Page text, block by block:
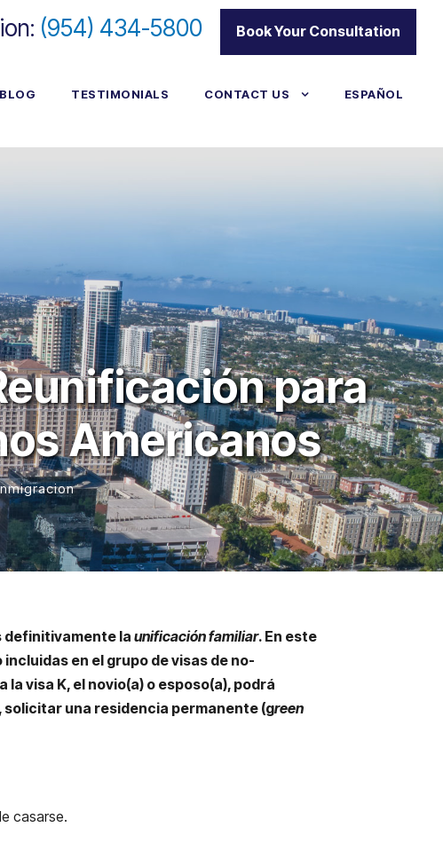
(954) 434-5800 Book Your Consultation
BLOG TESTIMONIALS CONTACT US ESPAÑOL
para
Americanos
definitivamente launificación familiar. En este
en el grupo de visas de no-
visa K, el novio(a) o esposo(a), podrá
una residencia permanente (green
casarse.